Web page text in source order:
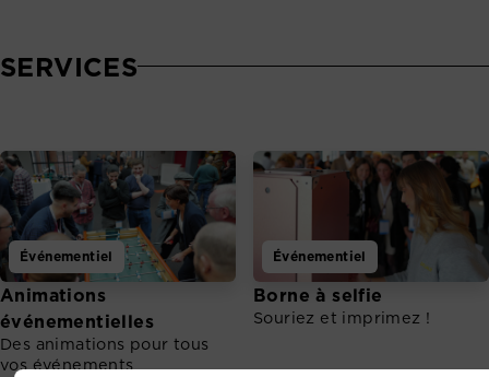
SERVICES
Événementiel
Animations
événementielles
Des animations pour tous
vos événements
Événementiel
Borne à selfie
Souriez et imprimez !